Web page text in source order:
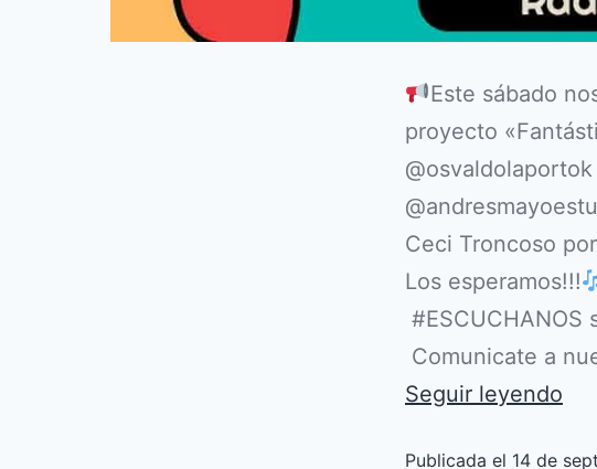
Este sábado
proyecto
Ceci Troncoso
Los esperamos!!!
#ESCUCHANOS
Comunicate a
Seguir leyendo
Publicada el 14 de